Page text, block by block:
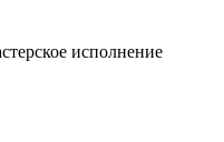
исполнение